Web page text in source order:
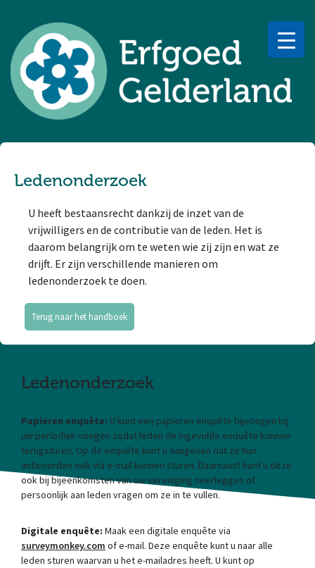
Verdiepingspagina ledenonderzoek
Ledenonderzoek
U heeft bestaansrecht dankzij de inzet van de
vrijwilligers en de contributie van de leden. Het is
daarom belangrijk om te weten wie zij zijn en wat ze
drijft. Er zijn verschillende manieren om
ledenonderzoek te doen.
Terug naar het handboek
Ledenonderzoek
Papieren enquête: U kunt een papieren enquête bijvoegen bij
uw periodiek voegen zodat leden de ingevulde enquête kunnen
terugsturen. Op de enquête kunt u aangeven dat ze hun
antwoorden ook via e-mail kunnen sturen. Daarnaast kunt u deze
ook bij bijeenkomsten van uw vereniging neerleggen of
persoonlijk aan leden vragen om ze in te vullen.
Digitale enquête: Maak een digitale enquête via
surveymonkey.com of e-mail. Deze enquête kunt u naar alle
leden sturen waarvan u het e-mailadres heeft. U kunt op